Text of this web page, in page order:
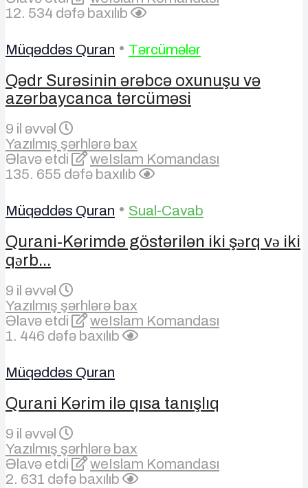
12. 534 dəfə baxılıb
Müqəddəs Quran • Tərcümələr
Qədr Surəsinin ərəbcə oxunuşu və
azərbaycanca tərcüməsi
9 il əvvəl
Yazılmış şərhlərə bax
Əlavə etdi
weIslam Komandası
135. 655 dəfə baxılıb
Müqəddəs Quran • Sual-Cavab
Qurani-Kərimdə göstərilən iki şәrq vә iki
qәrb...
9 il əvvəl
Yazılmış şərhlərə bax
Əlavə etdi
weIslam Komandası
1. 446 dəfə baxılıb
Müqəddəs Quran
Qurani Kərim ilə qısa tanışlıq
9 il əvvəl
Yazılmış şərhlərə bax
Əlavə etdi
weIslam Komandası
2. 631 dəfə baxılıb